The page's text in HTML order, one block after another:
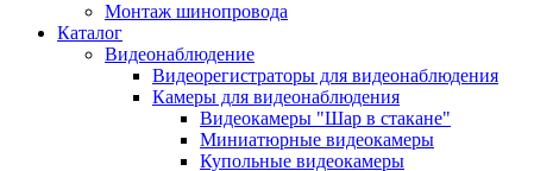
Монтаж шинопровода
Каталог
Видеонаблюдение
Видеорегистраторы для видеонаблюдения
Камеры для видеонаблюдения
Видеокамеры "Шар в стакане"
Миниатюрные видеокамеры
Купольные видеокамеры